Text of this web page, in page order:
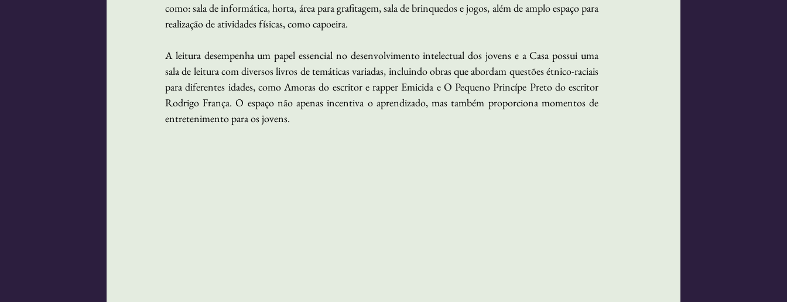
como: sala de informática, horta, área para grafitagem, sala de brinquedos e jogos, além de amplo espaço para
realização de atividades físicas, como capoeira.
A leitura desempenha um papel essencial no desenvolvimento intelectual dos jovens e a Casa possui uma
sala de leitura com diversos livros de temáticas variadas, incluindo obras que abordam questões étnico-raciais
para diferentes idades, como Amoras do escritor e rapper Emicida e O Pequeno Princípe Preto do escritor
Rodrigo França. O espaço não apenas incentiva o aprendizado, mas também proporciona momentos de
entretenimento para os jovens.